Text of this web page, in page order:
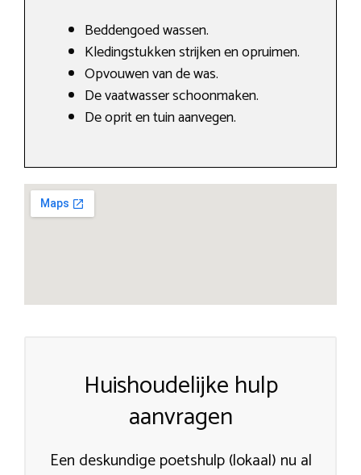
Beddengoed wassen.
Kledingstukken strijken en opruimen.
Opvouwen van de was.
De vaatwasser schoonmaken.
De oprit en tuin aanvegen.
Huishoudelijke hulp
aanvragen
Een deskundige poetshulp (lokaal) nu al